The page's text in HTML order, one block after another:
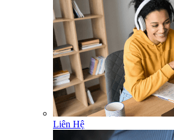
Liên Hệ